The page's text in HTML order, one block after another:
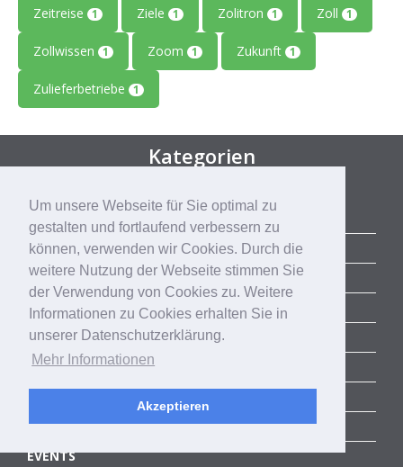
Um unsere Webseite für Sie optimal zu
gestalten und fortlaufend verbessern zu
können, verwenden wir Cookies. Durch die
weitere Nutzung der Webseite stimmen Sie
der Verwendung von Cookies zu. Weitere
Informationen zu Cookies erhalten Sie in
unserer Datenschutzerklärung.
Mehr Informationen
Akzeptieren
Zeitreise 1 Ziele 1 Zolitron 1 Zoll 1
Zollwissen 1 Zoom 1 Zukunft 1
Zulieferbetriebe 1
Kategorien
ALLE BLOGBEITRÄGE
ERFOLGSGESCHICHTEN
ACCELERATOR
SUCCESS STORIES
COMMUNITY
CORPORATE SERVICES
AKTUELLE TRENDS
EVENTS